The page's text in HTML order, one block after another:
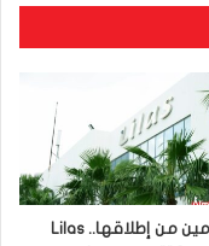
بعد عامين من إطلاقها.. Lilas